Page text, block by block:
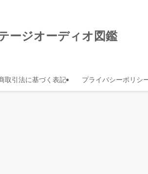
ージオーディオ図鑑
取引法に基づく表記 プライバシーポリシ